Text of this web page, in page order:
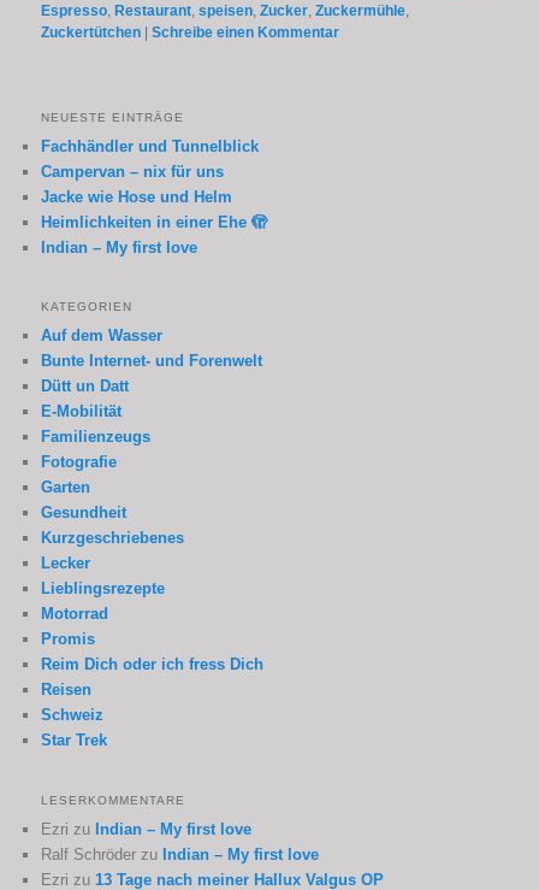
Espresso, Restaurant,speisen,Zucker,Zuckermühle,
Zuckertütchen
|Schreibe einen Kommentar
NEUESTE EINTRÄGE
Fachhändler und Tunnelblick
Campervan – nix für uns
Jacke wie Hose und Helm
Heimlichkeiten in einer Ehe 🫣
Indian – My first love
KATEGORIEN
Auf dem Wasser
Bunte Internet- und Forenwelt
Dütt un Datt
E-Mobilität
Familienzeugs
Fotografie
Garten
Gesundheit
Kurzgeschriebenes
Lecker
Lieblingsrezepte
Motorrad
Promis
Reim Dich oder ich fress Dich
Reisen
Schweiz
Star Trek
LESERKOMMENTARE
Ezri zuIndian – My first love
Ralf Schröder zuIndian – My first love
Ezri zu 13 Tage nach meiner Hallux Valgus OP